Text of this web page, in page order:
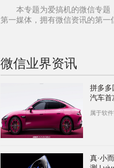
本专题为爱搞机的微信专题
第一媒体，拥有微信资讯的第一
微信业界资讯
拼多多
汽车首
属于软
真·小